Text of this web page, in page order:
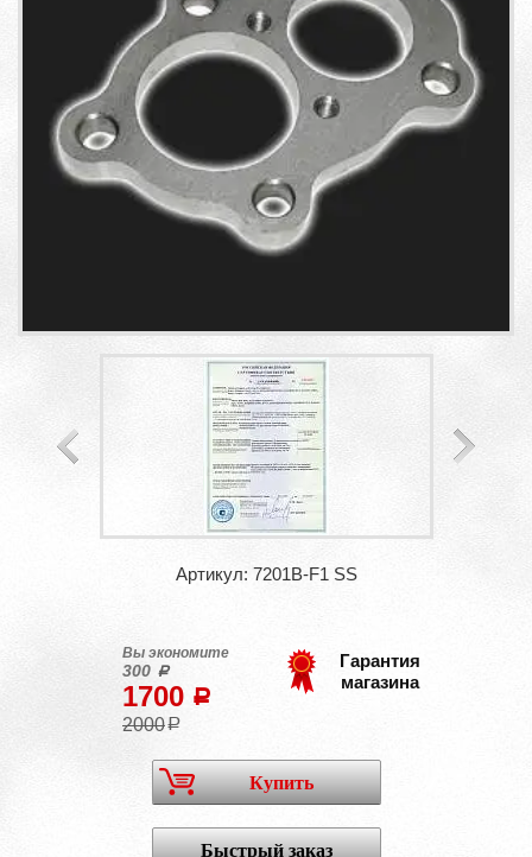
Артикул: 7201B-F1 SS
Вы экономите
300 a
1700 a
2000a
Гарантия
магазина
Купить
Быстрый заказ